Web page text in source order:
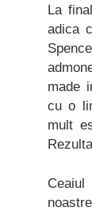
La
adica
made
cu o
mult